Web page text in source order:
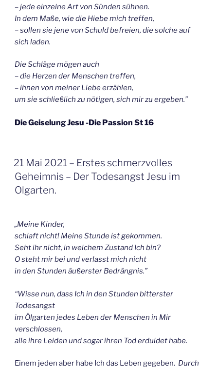
– jede einzelne Art von Sünden sühnen.
In dem Maße, wie die Hiebe mich treffen,
– sollen sie jene von Schuld befreien, die solche auf
sich laden.
Die Schläge mögen auch
– die Herzen der Menschen treffen,
– ihnen von meiner Liebe erzählen,
um sie schließlich zu nötigen, sich mir zu ergeben.”
Die Geiselung Jesu -Die Passion St 16
GEPLAATST
OP
21 Mai 2021 – Erstes schmerzvolles
Geheimnis – Der Todesangst Jesu im
Olgarten.
„Meine Kinder,
schlaft nicht! Meine Stunde ist gekommen.
Seht ihr nicht, in welchem Zustand Ich bin?
O steht mir bei und verlasst mich nicht
in den Stunden äußerster Bedrängnis.”
“Wisse nun, dass Ich in den Stunden bitterster
Todesangst
im Ölgarten jedes Leben der Menschen in Mir
verschlossen,
alle ihre Leiden und sogar ihren Tod erduldet habe.
Einem jeden aber habe Ich das Leben gegeben. Durch